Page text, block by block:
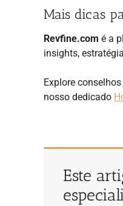
Mais dicas
Revfine.com é a
insights,
Explore
nosso dedicado
Este